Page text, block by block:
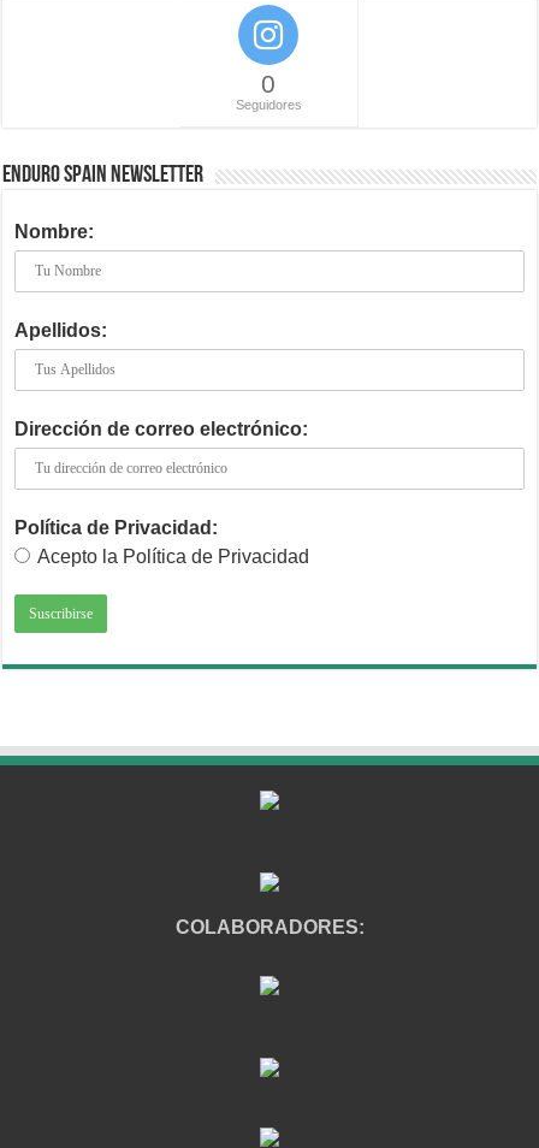
0
Seguidores
ENDURO SPAIN NEWSLETTER
Nombre:
Apellidos:
Dirección de correo electrónico:
Política de Privacidad:
Acepto la Política de Privacidad
COLABORADORES: